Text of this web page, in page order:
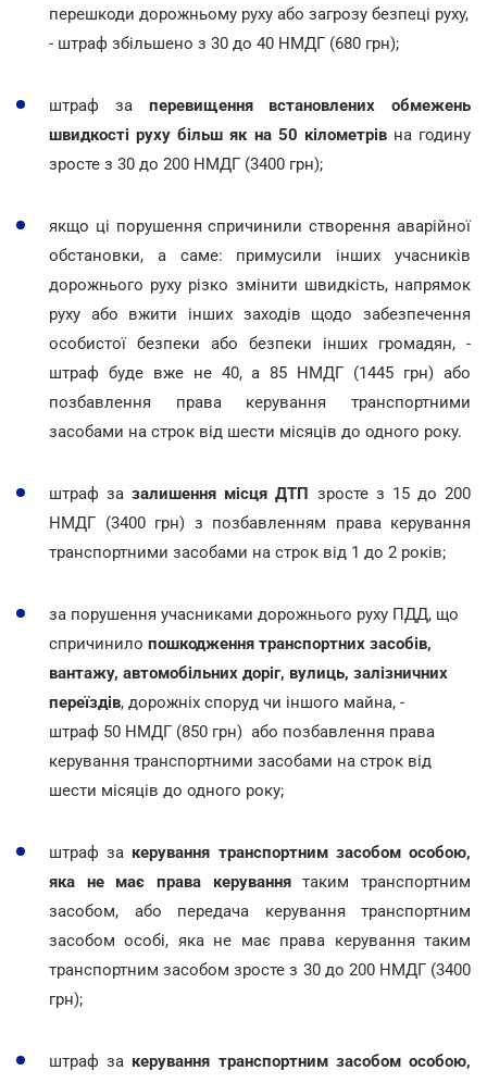
перешкоди дорожньому руху або загрозу безпеці руху,
- штраф збільшено з 30 до 40 НМДГ (680 грн);
штраф за перевищення встановлених обмежень
швидкості руху більш як на 50 кілометрівна годину
зросте з 30 до 200 НМДГ (3400 грн);
якщо ці порушення спричинили створення аварійної
обстановки, а саме: примусили інших учасників
дорожнього руху різко змінити швидкість, напрямок
руху або вжити інших заходів щодо забезпечення
особистої безпеки або безпеки інших громадян, -
штраф буде вже не 40, а 85 НМДГ (1445 грн) або
позбавлення права керування транспортними
засобами на строк від шести місяців до одного року.
штраф зазалишення місця ДТП зросте з 15 до 200
НМДГ (3400 грн) з позбавленням права керування
транспортними засобами на строк від 1 до 2 років;
за порушення учасниками дорожнього руху ПДД, що
спричинило пошкодження транспортних засобів,
вантажу, автомобільних доріг, вулиць, залізничних
переїздів, дорожніх споруд чи іншого майна, -
штраф 50 НМДГ (850 грн) або позбавлення права
керування транспортними засобами на строк від
шести місяців до одного року;
штраф за керування транспортним засобом особою,
яка не має права керуваннятаким транспортним
засобом, або передача керування транспортним
засобом особі, яка не має права керування таким
транспортним засобом зросте з 30 до 200 НМДГ (3400
грн);
штраф за керування транспортним засобом особою,